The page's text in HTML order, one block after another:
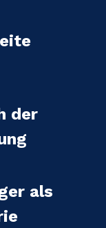
der
als